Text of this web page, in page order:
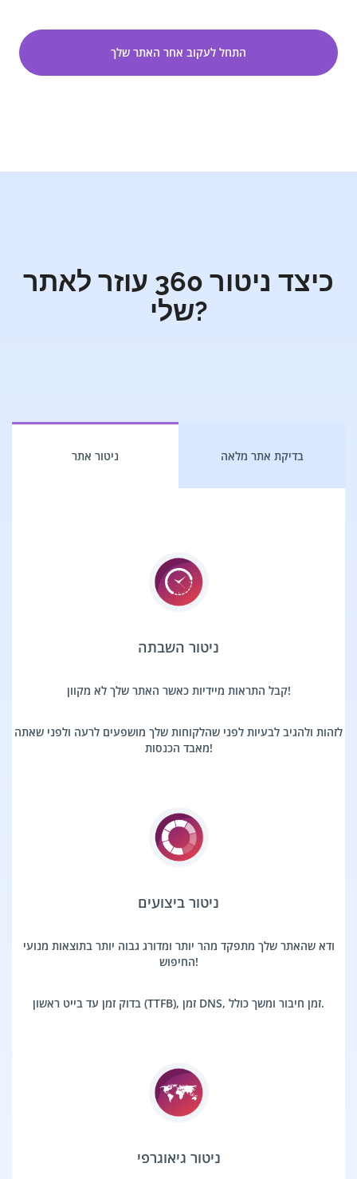
התחל לעקוב אחר האתר שלך
כיצד ניטור 360 עוזר לאתר
שלי?
ניטור אתר בדיקת אתר מלאה
ניטור השבתה
קבל התראות מיידיות כאשר האתר שלך לא מקוון!
לזהות ולהגיב לבעיות לפני שהלקוחות שלך מושפעים לרעה ולפני שאתה
מאבד הכנסות!
ניטור ביצועים
ודא שהאתר שלך מתפקד מהר יותר ומדורג גבוה יותר בתוצאות מנועי
החיפוש!
בדוק זמן עד בייט ראשון (TTFB), זמן DNS, זמן חיבור ומשך כולל.
ניטור גיאוגרפי